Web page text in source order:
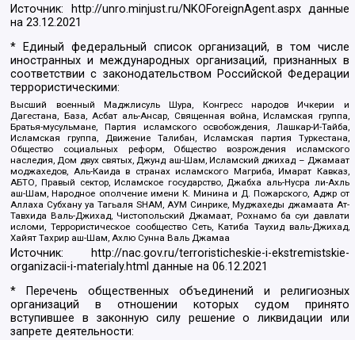
Источник: http://unro.minjust.ru/NKOForeignAgent.aspxданные
на23.12.2021
* Единый федеральный список организаций, в том числе
иностранных и международных организаций, признанных в
соответствии с законодательством Российской Федерации
террористическими:
Высший военный Маджлисуль Шура, Конгресс народов Ичкерии и
Дагестана, База, Асбат аль-Ансар, Священная война, Исламская группа,
Братья-мусульмане, Партия исламского освобождения, Лашкар-И-Тайба,
Исламская группа, Движение Талибан, Исламская партия Туркестана,
Общество социальных реформ, Общество возрождения исламского
наследия, Дом двух святых, Джунд аш-Шам, Исламский джихад – Джамаат
моджахедов, Аль-Каида в странах исламского Магриба, Имарат Кавказ,
АБТО, Правый сектор, Исламское государство, Джабха аль-Нусра ли-Ахль
аш-Шам, Народное ополчение имени К. Минина и Д. Пожарского, Аджр от
Аллаха Субхану уа Тагьаля SHAM, АУМ Синрике, Муджахеды джамаата Ат-
Тавхида Валь-Джихад, Чистопольский Джамаат, Рохнамо ба суи давлати
исломи, Террористическое сообщество Сеть, Катиба Таухид валь-Джихад,
Хайят Тахрир аш-Шам, Ахлю Сунна Валь Джамаа
Источник:
http://nac.gov.ru/terroristicheskie-i-ekstremistskie-
organizacii-i-materialy.html данные на06.12.2021
* Перечень общественных объединений и религиозных
организаций в отношении которых судом принято
вступившее в законную силу решение о ликвидации или
запрете деятельности: